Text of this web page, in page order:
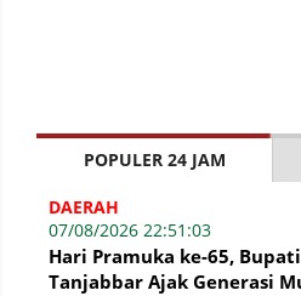
POPULER 24 JAM
DAERAH
07/08/2026 22:51:03
Hari Pramuka ke-65, Bupati
Tanjabbar Ajak Generasi